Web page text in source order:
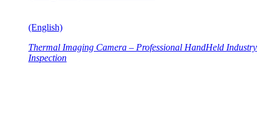
(English)
Thermal Imaging Camera – Professional HandHeld Industry
Inspection